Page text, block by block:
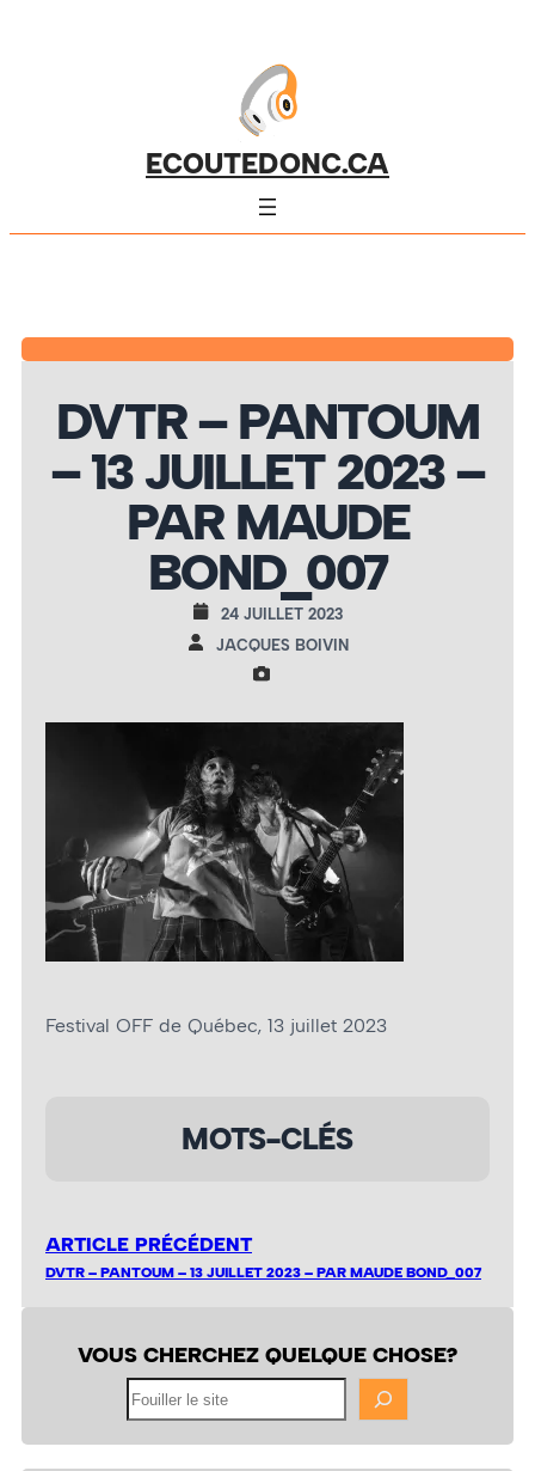
ECOUTEDONC.CA
DVTR – PANTOUM
– 13 JUILLET 2023 –
PAR MAUDE
BOND_007
24 JUILLET 2023
JACQUES BOIVIN
Festival OFF de Québec, 13 juillet 2023
MOTS-CLÉS
ARTICLE PRÉCÉDENT
DVTR – PANTOUM – 13 JUILLET 2023 – PAR MAUDE BOND_007
VOUS CHERCHEZ QUELQUE CHOSE?